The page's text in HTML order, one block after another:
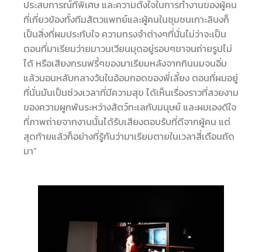
ประสบการณ์ที่พิเศษ และความตั้งใจในการทำงานของผู้คน
ที่เกี่ยวข้องทั้งทีมสัตวแพทย์และผู้คนในชุมชนเกาะลิบงก็
เป็นสิ่งที่ผมประทับใจ ความทรงจำต่างๆที่นั่นไม่ว่าจะเป็น
ตอนที่มาเรียมว่ายมาวนเวียนมุดอยู่รอบๆขาจนถ่ายรูปไม่
ได้ หรือเสียงกรนฟรี้ๆของมาเรียมหลังจากกินนมจนอิ่ม
แล้วนอนหลับกลางวันในอ้อมกอดของพี่เลี้ยง ตอนที่ผมอยู่
ที่นั่นมันเป็นช่วงเวลาที่มีความสุข ได้เห็นเรื่องราวที่สวยงาม
ของความผูกพันระหว่างสัตว์ทะเลกับมนุษย์ และผมเองดีใจ
ที่ภาพถ่ายจากงานนั้นได้รับเสียงตอบรับที่ดีจากผู้คน แต่
สุดท้ายแล้วก็อย่างที่รู้กันว่ามาเรียมตายในเวลาสี่เดือนถัด
มา”